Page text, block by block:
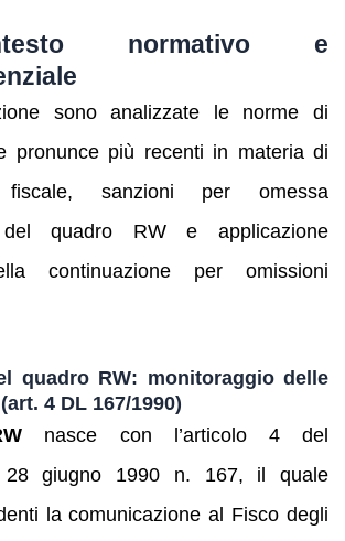
normativo e
sono analizzate le norme di
pronunce più recenti in materia di
fiscale, sanzioni per omessa
del quadro RW e applicazione
continuazione per omissioni
quadro RW: monitoraggio delle
4 DL 167/1990)
nasce con l’articolo 4 del
28 giugno 1990 n. 167, il quale
la comunicazione al Fisco degli